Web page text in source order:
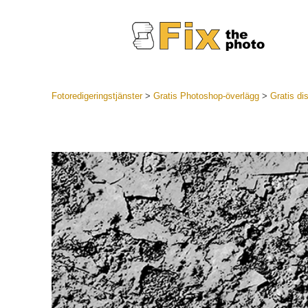
Best
Mobila
Fotoredigeringstjänster> Gratis Photoshop-överlägg> Gratis